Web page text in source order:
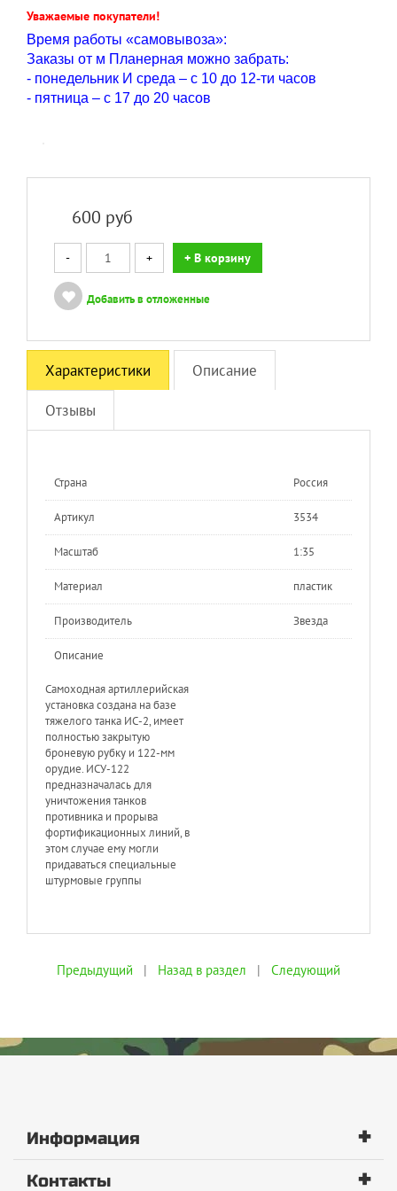
Уважаемые покупатели!
Время работы «самовывоза»:
Заказы от м Планерная можно забрать:
- понедельник И среда – с 10 до 12-ти часов
- пятница – с 17 до 20 часов
600 руб
- + + В корзину
Добавить в отложенные
Характеристики Описание
Отзывы
Страна Россия
Артикул 3534
Масштаб 1:35
Материал пластик
Производитель Звезда
Описание
Самоходная артиллерийская
установка создана на базе
тяжелого танка ИС-2, имеет
полностью закрытую
броневую рубку и 122-мм
орудие. ИСУ-122
предназначалась для
уничтожения танков
противника и прорыва
фортификационных линий, в
этом случае ему могли
придаваться специальные
штурмовые группы
Предыдущий | Назад в раздел | Следующий
Информация +
Контакты +